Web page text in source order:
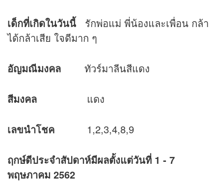
เด็กที่เกิดในวันนี้ รักพ่อแม่ พี่น้องและเพื่อน กล้า
ได้กล้าเสีย ใจดีมาก ๆ
อัญมณีมงคล ทัวร์มาลีนสีแดง
สีมงคล แดง
เลขนำโชค 1,2,3,4,8,9
ฤกษ์ดีประจำสัปดาห์มีผลตั้งแต่วันที่ 1 - 7
พฤษภาคม 2562